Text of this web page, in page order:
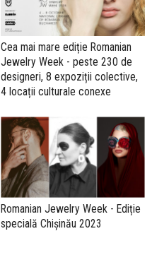
Cea mai mare ediție Romanian
Jewelry Week - peste 230 de
designeri, 8 expoziții colective,
4 locații culturale conexe
Romanian Jewelry Week - Ediție
specială Chișinău 2023